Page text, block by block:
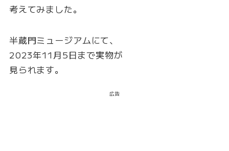
考えてみました。
半蔵門ミュージアムにて、
2023年11月5日まで実物が
見られます。
広告